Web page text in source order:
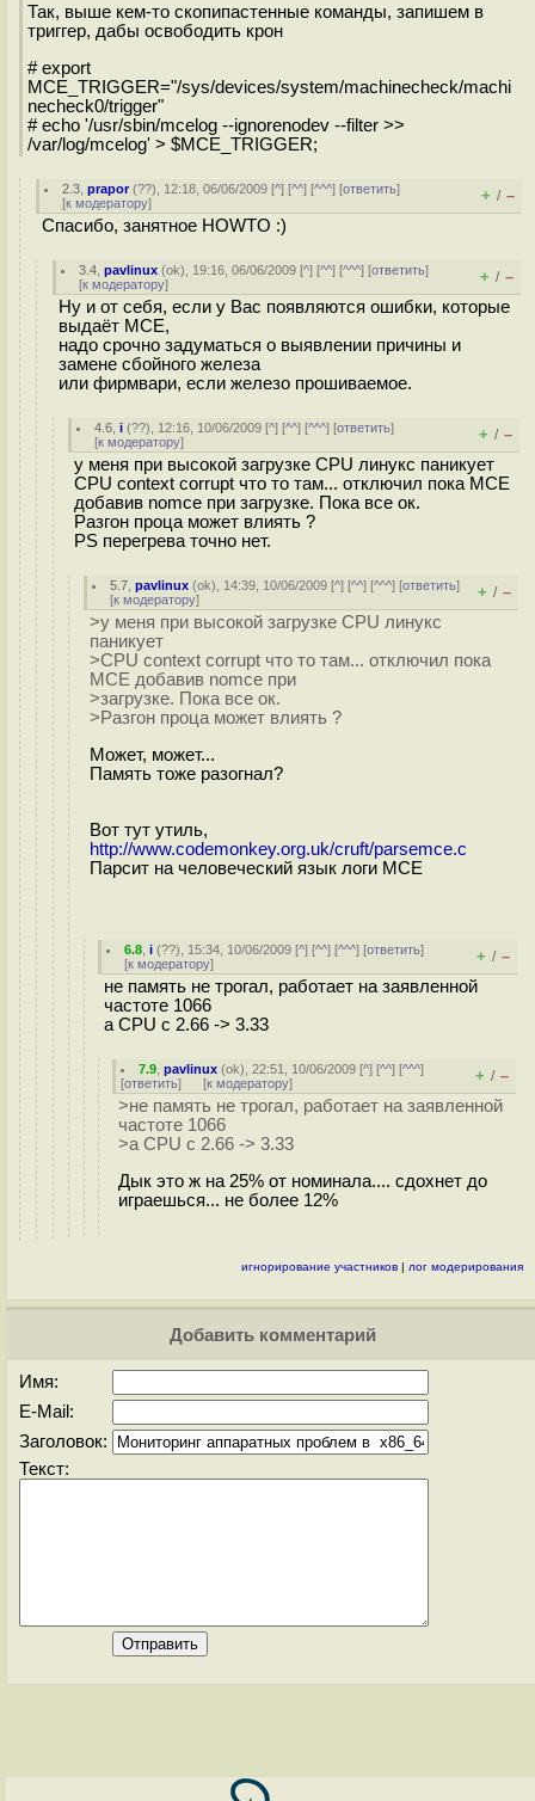
Так, выше кем-то скопипастенные команды, запишем в
триггер, дабы освободить крон
# export
MCE_TRIGGER="/sys/devices/system/machinecheck/machi
necheck0/trigger"
# echo '/usr/sbin/mcelog --ignorenodev --filter >>
/var/log/mcelog' > $MCE_TRIGGER;
2.3 ,prapor(??), 12:18, 06/06/2009 [^] [^^] [^^^] [ответить]
[к модератору] + / –
Спасибо, занятное HOWTO :)
3.4 ,pavlinux (ok), 19:16, 06/06/2009 [^] [^^] [^^^] [ответить]
[к модератору] + / –
Ну и от себя, если у Вас появляются ошибки, которые
выдаёт MCE,
надо срочно задуматься о выявлении причины и
замене сбойного железа
или фирмвари, если железо прошиваемое.
4.6 ,i (??), 12:16, 10/06/2009 [^] [^^] [^^^] [ответить]
[к модератору] + / –
у меня при высокой загрузке CPU линукс паникует
CPU context corrupt что то там... отключил пока MCE
добавив nomce при загрузке. Пока все ок.
Разгон проца может влиять ?
PS перегрева точно нет.
5.7 ,pavlinux (ok), 14:39, 10/06/2009 [^] [^^] [^^^] [ответить]
[к модератору] + / –
>у меня при высокой загрузке CPU линукс
паникует
>CPU context corrupt что то там... отключил пока
MCE добавив nomce при
>загрузке. Пока все ок.
>Разгон проца может влиять ?
Может, может...
Память тоже разогнал?
Вот тут утиль,
http://www.codemonkey.org.uk/cruft/parsemce.c
Парсит на человеческий язык логи МСЕ
6.8 ,i (??), 15:34, 10/06/2009 [^] [^^] [^^^] [ответить]
[к модератору] + / –
не память не трогал, работает на заявленной
частоте 1066
а CPU c 2.66 -> 3.33
7.9 ,pavlinux (ok), 22:51, 10/06/2009 [^] [^^] [^^^]
[ответить] [к модератору] + / –
>не память не трогал, работает на заявленной
частоте 1066
>а CPU c 2.66 -> 3.33
Дык это ж на 25% от номинала.... сдохнет до
играешься... не более 12%
игнорирование участников | лог модерирования
Добавить комментарий
Имя:
E-Mail:
Заголовок:
Текст: